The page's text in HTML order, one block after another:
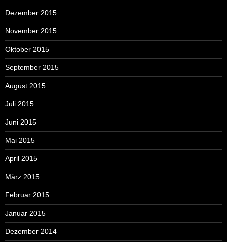
Dezember 2015
November 2015
Oktober 2015
September 2015
August 2015
Juli 2015
Juni 2015
Mai 2015
April 2015
März 2015
Februar 2015
Januar 2015
Dezember 2014